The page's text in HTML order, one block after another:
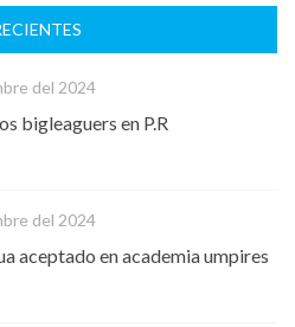
del 2024
bigleaguers en P.R
del 2024
aceptado en academia umpires